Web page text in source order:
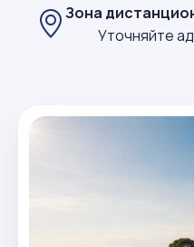
Зона
Уточняйте